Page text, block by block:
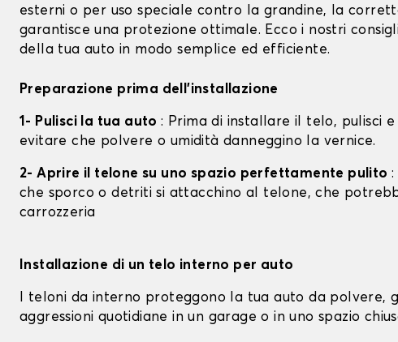
esterni o per uso speciale contro la grandine, la
garantisce una protezione ottimale. Ecco i nostri
della tua auto in modo semplice ed efficiente.
Preparazione prima dell'installazione
1- Pulisci la tua auto: Prima di installare il telo, pulisci
evitare che polvere o umidità danneggino la vernice.
2- Aprire il telone su uno spazio perfettamente pulito :
che sporco o detriti si attacchino al telone, che
carrozzeria
Installazione di un telo interno per auto
I teloni da interno proteggono la tua auto da polvere,
aggressioni quotidiane in un garage o in uno spazio